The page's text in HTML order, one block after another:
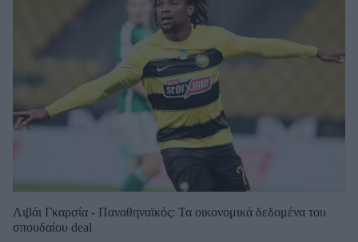
Λιβάι Γκαρσία - Παναθηναϊκός: Τα οικονομικά δεδομένα του
σπουδαίου deal